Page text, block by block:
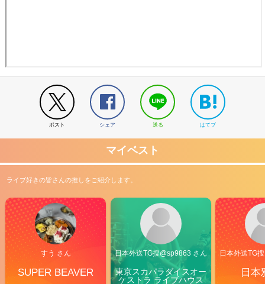
ポスト シェア 送る はてブ
マイベスト
ライブ好きの皆さんの推しをご紹介します。
すう さん
SUPER BEAVER
日本外送TG搜@sp9863 さん
東京スカパラダイスオー
ケストラ ライブハウス
日本外送TG
日本